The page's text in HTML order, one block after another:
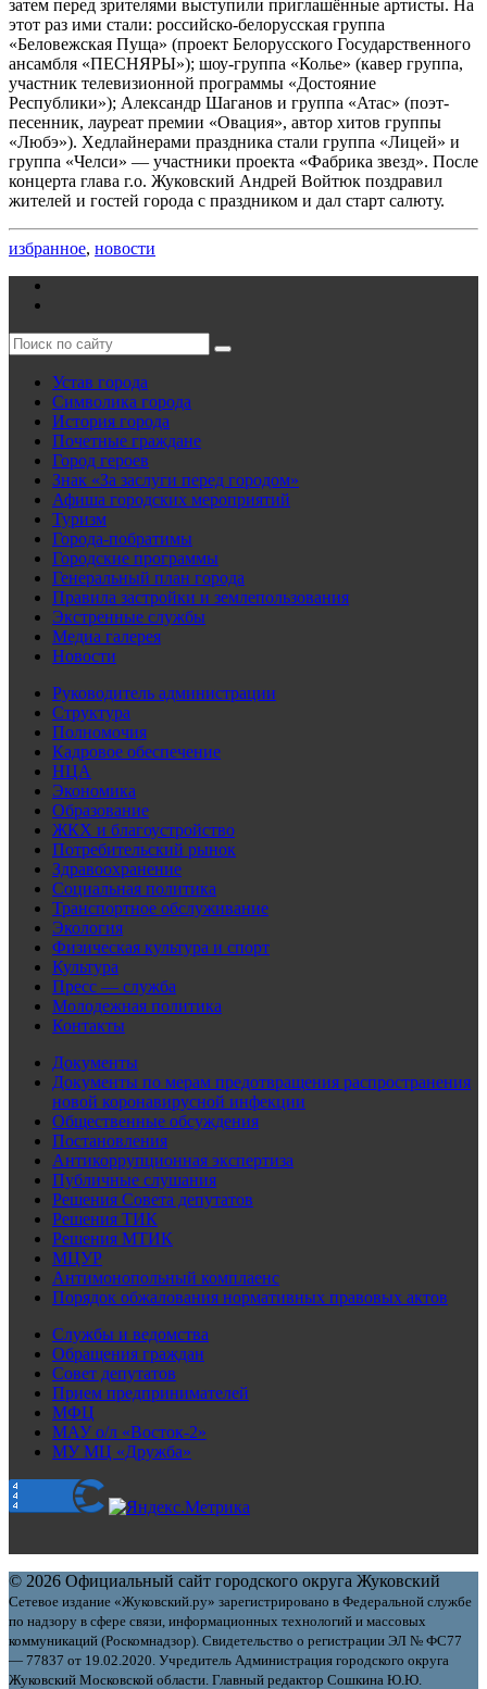
затем перед зрителями выступили приглашённые артисты. На
этот раз ими стали: российско-белорусская группа
«Беловежская Пуща» (проект Белорусского Государственного
ансамбля «ПЕСНЯРЫ»); шоу-группа «Колье» (кавер группа,
участник телевизионной программы «Достояние
Республики»); Александр Шаганов и группа «Атас» (поэт-
песенник, лауреат премии «Овация», автор хитов группы
«Любэ»). Хедлайнерами праздника стали группа «Лицей» и
группа «Челси» — участники проекта «Фабрика звезд». После
концерта глава г.о. Жуковский Андрей Войтюк поздравил
жителей и гостей города с праздником и дал старт салюту.
избранное, новости
Устав города
Символика города
История города
Почетные граждане
Город героев
Знак «За заслуги перед городом»
Афиша городских мероприятий
Туризм
Города-побратимы
Городские программы
Генеральный план города
Правила застройки и землепользования
Экстренные службы
Медиа галерея
Новости
Руководитель администрации
Структура
Полномочия
Кадровое обеспечение
НЦА
Экономика
Образование
ЖКХ и благоустройство
Потребительский рынок
Здравоохранение
Социальная политика
Транспортное обслуживание
Экология
Физическая культура и спорт
Культура
Пресс — служба
Молодежная политика
Контакты
Документы
Документы по мерам предотвращения распространения
новой коронавирусной инфекции
Общественные обсуждения
Постановления
Антикоррупционная экспертиза
Публичные слушания
Решения Совета депутатов
Решения ТИК
Решения МТИК
МЦУР
Антимонопольный комплаенс
Порядок обжалования нормативных правовых актов
Службы и ведомства
Обращения граждан
Совет депутатов
Прием предпринимателей
МФЦ
МАУ о/л «Восток-2»
МУ МЦ «Дружба»
© 2026 Официальный сайт городского округа Жуковский
Сетевое издание «Жуковский.ру» зарегистрировано в Федеральной службе
по надзору в сфере связи, информационных технологий и массовых
коммуникаций (Роскомнадзор). Свидетельство о регистрации ЭЛ № ФС77
— 77837 от 19.02.2020. Учредитель Администрация городского округа
Жуковский Московской области. Главный редактор Сошкина Ю.Ю.